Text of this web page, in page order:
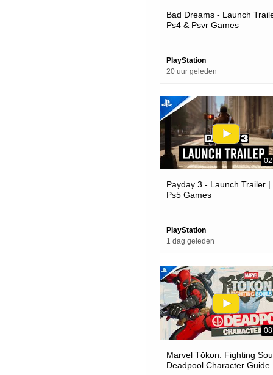
Bad Dreams - Launch
Ps4 & Psvr Games
PlayStation
20 uur geleden
Payday 3 - Launch Trailer |
Ps5 Games
PlayStation
1 dag geleden
Marvel Tōkon: Fighting
Deadpool Character Guide